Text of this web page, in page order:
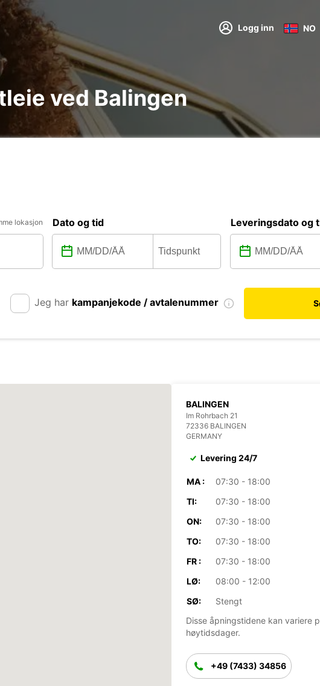
Logg inn NO
ved Balingen
lokasjon Dato og tid Leveringsdato og
Jeg har kampanjekode / avtalenummer
BALINGEN
Im Rohrbach 21
72336 BALINGEN
GERMANY
Levering 24/7
MA :
07:30 - 18:00
TI:
07:30 - 18:00
ON:
07:30 - 18:00
TO:
07:30 - 18:00
FR :
07:30 - 18:00
LØ:
08:00 - 12:00
SØ:
Stengt
Disse åpningstidene kan variere
høytidsdager.
+49 (7433) 34856